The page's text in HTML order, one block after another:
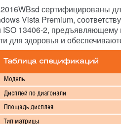
сертифицированы
Vista Premium,
ISO 13406-2,
для здоровья и